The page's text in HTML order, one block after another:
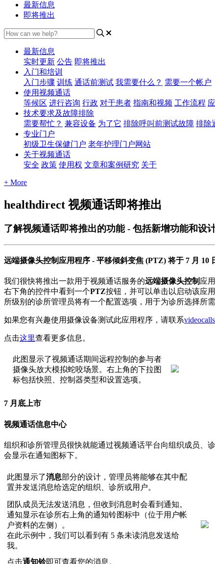
最新信息
即将推出
最新信息
实时更新 公告 即将推出
入门和培训
入门步骤 训练 通话前测试 我需要什么？ 需要一个帐户
使用视频通话
等候区 进行咨询 行政 对于患者 指南和视频 工作流程
技术要求及故障排除
需要帮忙？ 兼容设备 为了它 排除呼叫前测试故障 排除
专业门户
初级卫生保健门户 老年护理门户网站
关于视频通话
安全 政策 使用权 文章和案例研究 关于
+ More
healthdirect 视频通话即将推出
了解视频通话即将推出的功能 - 包括新增功能和设
远端摄像头控制 应用程序 - 平移倾斜变焦 (PTZ) 将于 7 月 10
我们很快将推出一款用于视频通话服务的远端摄像头控制 应用
右下角的控件中看到 一个PTZ按钮 ， 并可以单击以 启动该应用
所级别 的诊所管理 员将有一个配置选项 ， 用于为诊所选择所需
如果您有兴趣使用摄像设备测试此应用程序 ， 请联系
点击这里查看更多信息 。
此图 显示了视频通话期间远程控制 的参与者
摄像头放大模拟蛇咬场景。右 上角的下拉图
标包括快照 、控制器类型和设置选项。
7 月 底 上市
视频通话信息中心
组织和诊所管理 员很快就能通过视频通话平台向组织成员 诊
会显示在通知图标下。
此图 显示了消息部分的设计 ，管理 员将能够在其中配
置并发送消息给选定的组织 、诊所或用 户。
团 队 成员无法发送消息 ，但收到消息时会看到通知。
通知显示在诊所右 上角的通知铃图标中 （位于用 户帐
户资料的左侧 ） 。
在此示例中 ，我们可以看到有 5 条未读消息发送给
我。
点击通知铃即可查看您的消息 。